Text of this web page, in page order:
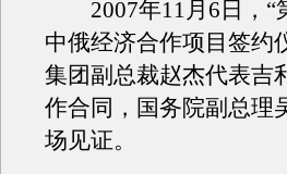
2007年11月6日，“
中俄经济合作项目签约
集团副总裁赵杰代表吉
作合同，国务院副总理
场见证。